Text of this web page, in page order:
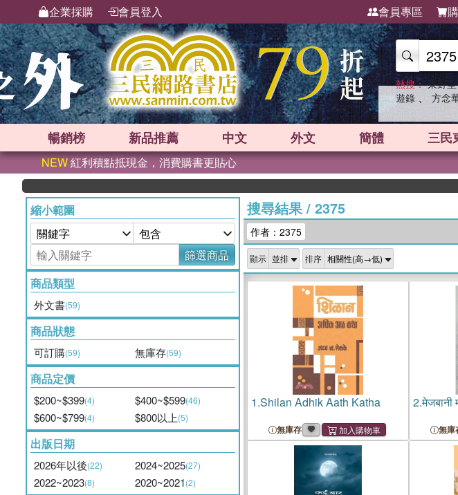
企業採購 會員登入 會員專區
熱搜： 東野
遊錄 、 方念
暢銷榜 新品推薦 中文 外文 簡體 三民
NEW紅利積點抵現金，消費購書更貼心
縮小範圍
篩選商品
商品類型
外文書(59)
商品狀態
可訂購(59) 無庫存(59)
商品定價
$200~$399(4) $400~$599(46)
$600~$799(4) $800以上(5)
出版日期
2026年以後(22) 2024~2025(27)
2022~2023(8) 2020~2021(2)
搜尋結果/ 2375
作者：2375
顯示 排序
1.Shilan Adhik Aath Katha
無庫存
2.मेजबानी
無庫